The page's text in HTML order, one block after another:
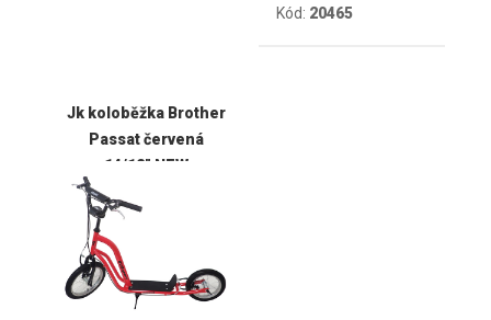
Kód: 20465
Jk koloběžka Brother
Passat červená
14/12" NEW